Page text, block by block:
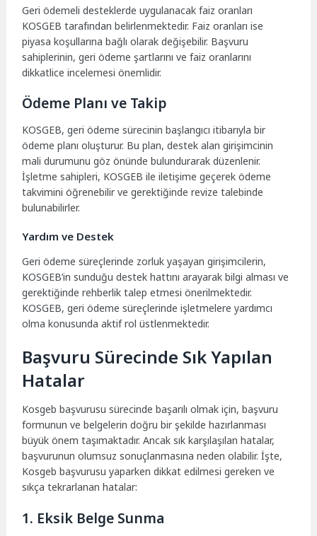
Geri ödemeli desteklerde uygulanacak faiz oranları
KOSGEB tarafından belirlenmektedir. Faiz oranları ise
piyasa koşullarına bağlı olarak değişebilir. Başvuru
sahiplerinin, geri ödeme şartlarını ve faiz oranlarını
dikkatlice incelemesi önemlidir.
Ödeme Planı ve Takip
KOSGEB, geri ödeme sürecinin başlangıcı itibarıyla bir
ödeme planı oluşturur. Bu plan, destek alan girişimcinin
mali durumunu göz önünde bulundurarak düzenlenir.
İşletme sahipleri, KOSGEB ile iletişime geçerek ödeme
takvimini öğrenebilir ve gerektiğinde revize talebinde
bulunabilirler.
Yardım ve Destek
Geri ödeme süreçlerinde zorluk yaşayan girişimcilerin,
KOSGEB’in sunduğu destek hattını arayarak bilgi alması ve
gerektiğinde rehberlik talep etmesi önerilmektedir.
KOSGEB, geri ödeme süreçlerinde işletmelere yardımcı
olma konusunda aktif rol üstlenmektedir.
Başvuru Sürecinde Sık Yapılan
Hatalar
Kosgeb başvurusu sürecinde başarılı olmak için, başvuru
formunun ve belgelerin doğru bir şekilde hazırlanması
büyük önem taşımaktadır. Ancak sık karşılaşılan hatalar,
başvurunun olumsuz sonuçlanmasına neden olabilir. İşte,
Kosgeb başvurusu yaparken dikkat edilmesi gereken ve
sıkça tekrarlanan hatalar:
1. Eksik Belge Sunma